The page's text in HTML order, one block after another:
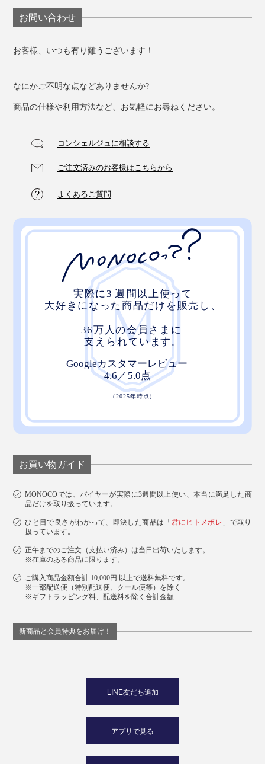
お問い合わせ
お客様、いつも有り難うございます！
なにかご不明な点などありませんか?
商品の仕様や利用方法など、お気軽にお尋ねください。
コンシェルジュに相談する
ご注文済みのお客様はこちらから
よくあるご質問
お買い物ガイド
MONOCOでは、バイヤーが実際に3週間以上使い、本当に満足した商
品だけを取り扱っています。
ひと目で良さがわかって、即決した商品は「 君にヒトメボレ 」で取り
扱っています。
正午までのご注文（支払い済み）は当日出荷いたします。
※在庫のある商品に限ります。
ご購入商品金額合計 10,000円 以上で送料無料です。
※一部配送便（特別配送便、クール便等）を除く
※ギフトラッピング料、配送料を除く合計金額
新商品と会員特典をお届け！
LINE友だち追加
アプリで見る